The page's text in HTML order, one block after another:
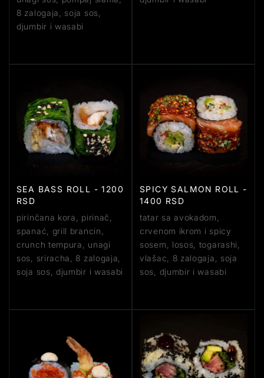
8 zalogaja, soja sos,
djumbir i wasabi
SEA BASS ROLL - 1200
RSD
pirinčana kora, pirinač,
spanać, grill brancin,
crunch tempura, unagi
sos, sriracha, 8 zalogaja,
soja sos, djumbir i wasabi
SPICY SALMON ROLL -
1400 RSD
tatar sa avokadom,
crvenom ikrom i spicy
sosem, losos, togarashi,
vlašac, 8 zalogaja, soja
sos, djumbir i wasabi